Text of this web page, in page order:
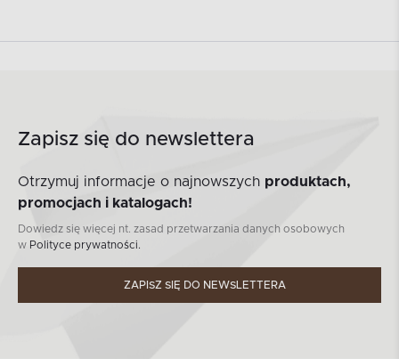
Zapisz się do newslettera
Otrzymuj informacje o najnowszych produktach,
promocjach i katalogach!
Dowiedz się więcej nt. zasad przetwarzania danych osobowych
w Polityce prywatności.
ZAPISZ SIĘ DO NEWSLETTERA